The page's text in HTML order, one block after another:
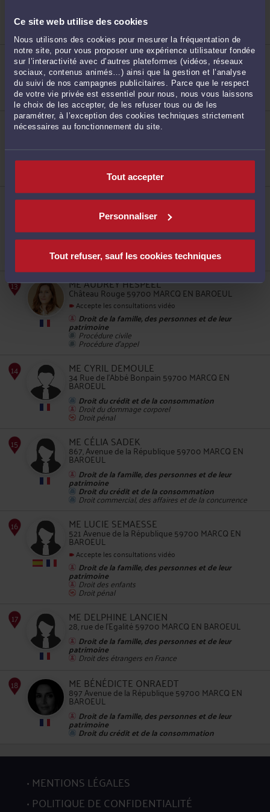
Ce site web utilise des cookies
Nous utilisons des cookies pour mesurer la fréquentation de
notre site, pour vous proposer une expérience utilisateur fondée
sur l’interactivité avec d’autres plateformes (vidéos, réseaux
sociaux, contenus animés…) ainsi que la gestion et l’analyse
du suivi de nos campagnes publicitaires. Parce que le respect
de votre vie privée est essentiel pour nous, nous vous laissons
le choix de les accepter, de les refuser tous ou de les
paramétrer, à l’exception des cookies techniques strictement
nécessaires au fonctionnement du site.
Tout accepter
Personnaliser
Tout refuser, sauf les cookies techniques
8
Droit de la famille, des personnes et de leur
patrimoine
Droit pénal
10
ME CORALIE WILLOT
4, Avenue Foch 59700 MARCQ EN BAROEUL
Droit de la famille, des personnes et de leur
patrimoine
11
ME MARILYNE KUZNIAK
4 Avenue Foch 59700 MARCQ EN BAROEUL
Droit de la famille, des personnes et de leur
Droit de la sécurité sociale et de la protection sociale
12
ME HÉLÈNE MAIRESSE
Accepte les consultations vidéo
Droit du crédit et de la consommation
Droit de la famille, des personnes et de leur
patrimoine
Procédure d'appel
ME AUDREY HESPEEL
Château Rouge 59700 MARCQ EN BAROEUL
Accepte les consultations vidéo
Droit de la famille, des personnes et de leur
patrimoine
Procédure civile
Procédure d'appel
ME CYRIL DEMOULE
34 Rue de l'Abbé Bonpain 59700 MARCQ EN
BAROEUL
Droit du crédit et de la consommation
Droit du dommage corporel
Droit pénal
15
ME CÉLIA SADEK
867, Avenue de la République 59700 MARCQ EN
BAROEUL
Droit de la famille, des personnes et de leur
patrimoine
Droit du crédit et de la consommation
Droit commercial, des affaires et de la concurrence
ME LUCIE SEMAESSE
521 Avenue de la République 59700 MARCQ EN
BAROEUL
Accepte les consultations vidéo
Droit de la famille, des personnes et de leur
patrimoine
Droit des enfants
Droit pénal
ME DELPHINE LANCIEN
28, rue de l'Egalité 59700 MARCQ EN BAROEUL
Droit de la famille, des personnes et de leur
patrimoine
Droit des étrangers en France
ME BÉNÉDICTE ONRAEDT
897 Avenue de la République 59700 MARCQ EN
BAROEUL
Droit de la famille, des personnes et de leur
patrimoine
Droit du crédit et de la consommation
MENTIONS LÉGALES
POLITIQUE DE CONFIDENTIALITÉ